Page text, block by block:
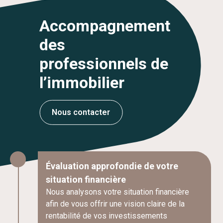
Accompagnement
des
professionnels de
l’immobilier
Nous contacter
Évaluation approfondie de votre
situation financière
Nous analysons votre situation financière
afin de vous offrir une vision claire de la
rentabilité de vos investissements